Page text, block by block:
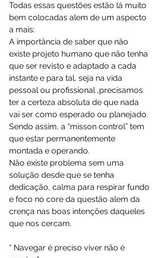
Todas essas questões estão lá muito
bem colocadas alem de um aspecto
a mais:
A importância de saber que não
existe projeto humano que não tenha
que ser revisto e adaptado a cada
instante e para tal, seja na vida
pessoal ou profissional ,precisamos
ter a certeza absoluta de que nada
vai ser como esperado ou planejado.
Sendo assim, a “misson control” tem
que estar permanentemente
montada e operando.
Não existe problema sem uma
solução desde que se tenha
dedicação, calma para respirar fundo
e foco no core da questão alem da
crença nas boas intenções daqueles
que nos cercam.
“ Navegar é preciso viver não é